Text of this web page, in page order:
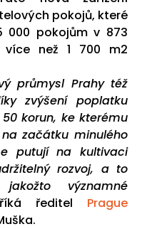
pokojů, které
pokojům v 873
více než 1 700 m2
průmysl Prahy též
zvýšení poplatku
korun, ke kterému
začátku minulého
putují na kultivaci
rozvoj, a to
významné
ředitel Prague